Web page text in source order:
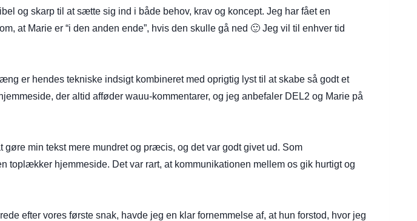
og skarp til at sætte sig ind i både behov, krav og koncept. Jeg har fået en
at Marie er “i den anden ende”, hvis den skulle gå ned 🙂 Jeg vil til enhver tid
er hendes tekniske indsigt kombineret med oprigtig lyst til at skabe så godt et
der altid afføder wauu-kommentarer, og jeg anbefaler DEL2 og Marie på
min tekst mere mundret og præcis, og det var godt givet ud. Som
toplækker hjemmeside. Det var rart, at kommunikationen mellem os gik hurtigt og
efter vores første snak, havde jeg en klar fornemmelse af, at hun forstod, hvor jeg